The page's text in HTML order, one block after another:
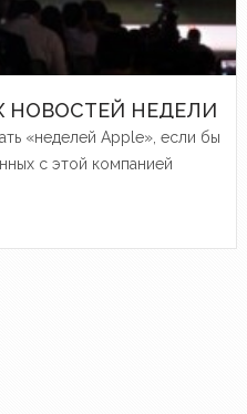
НОВОСТЕЙ НЕДЕЛИ
«неделей Apple», если бы
с этой компанией